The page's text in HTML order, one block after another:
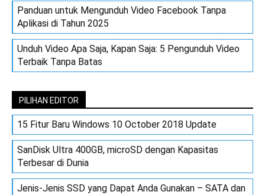
Panduan untuk Mengunduh Video Facebook Tanpa
Aplikasi di Tahun 2025
Unduh Video Apa Saja, Kapan Saja: 5 Pengunduh Video
Terbaik Tanpa Batas
PILIHAN EDITOR
15 Fitur Baru Windows 10 October 2018 Update
SanDisk Ultra 400GB, microSD dengan Kapasitas
Terbesar di Dunia
Jenis-Jenis SSD yang Dapat Anda Gunakan – SATA dan